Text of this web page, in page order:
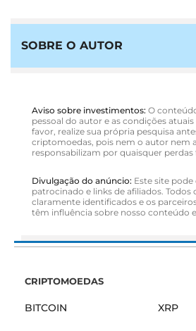
SOBRE O AUTOR
Aviso sobre investimentos: O
pessoal do autor e as condições
favor, realize sua própria pesquisa
criptomoedas, pois nem o autor nem
responsabilizam por quaisquer perdas
Divulgação do anúncio: Este site
patrocinado e links de afiliados. Todos
claramente identificados e os
têm influência sobre nosso conteúdo
CRIPTOMOEDAS
BITCOIN XRP